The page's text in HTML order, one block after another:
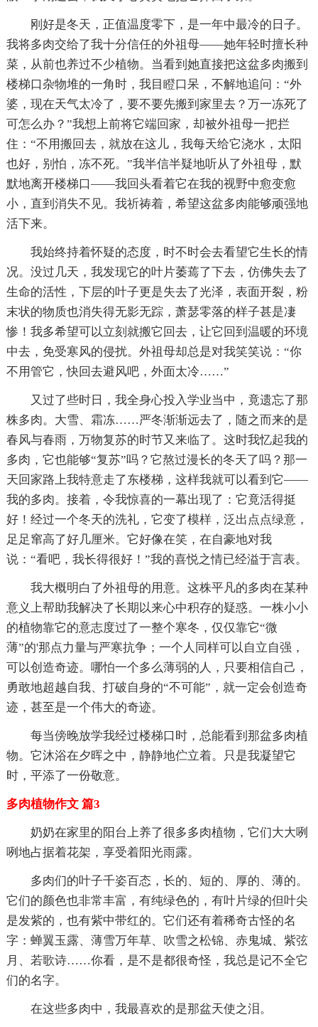
刚好是冬天，正值温度零下，是一年中最冷的日子。
我将多肉交给了我十分信任的外祖母——她年轻时擅长种
菜，从前也养过不少植物。当看到她直接把这盆多肉搬到
楼梯口杂物堆的一角时，我目瞪口呆，不解地追问：“外
婆，现在天气太冷了，要不要先搬到家里去？万一冻死了
可怎么办？”我想上前将它端回家，却被外祖母一把拦
住：“不用搬回去，就放在这儿，我每天给它浇水，太阳
也好，别怕，冻不死。”我半信半疑地听从了外祖母，默
默地离开楼梯口――我回头看着它在我的视野中愈变愈
小，直到消失不见。我祈祷着，希望这盆多肉能够顽强地
活下来。
我始终持着怀疑的态度，时不时会去看望它生长的情
况。没过几天，我发现它的叶片萎蔫了下去，仿佛失去了
生命的活性，下层的叶子更是失去了光泽，表面开裂，粉
末状的物质也消失得无影无踪，萧瑟零落的样子甚是凄
惨！我多希望可以立刻就搬它回去，让它回到温暖的环境
中去，免受寒风的侵扰。外祖母却总是对我笑笑说：“你
不用管它，快回去避风吧，外面太冷……”
又过了些时日，我全身心投入学业当中，竟遗忘了那
株多肉。大雪、霜冻……严冬渐渐远去了，随之而来的是
春风与春雨，万物复苏的时节又来临了。这时我忆起我的
多肉，它也能够“复苏”吗？它熬过漫长的冬天了吗？那一
天回家路上我特意走了东楼梯，这样我就可以看到它——
我的多肉。接着，令我惊喜的一幕出现了：它竟活得挺
好！经过一个冬天的洗礼，它变了模样，泛出点点绿意，
足足窜高了好几厘米。它好像在笑，在自豪地对我
说：“看吧，我长得很好！”我的喜悦之情已经溢于言表。
我大概明白了外祖母的用意。这株平凡的多肉在某种
意义上帮助我解决了长期以来心中积存的疑惑。一株小小
的植物靠它的意志度过了一整个寒冬，仅仅靠它“微
薄”的'那点力量与严寒抗争；一个人同样可以自立自强，
可以创造奇迹。哪怕一个多么薄弱的人，只要相信自己，
勇敢地超越自我、打破自身的“不可能”，就一定会创造奇
迹，甚至是一个伟大的奇迹。
每当傍晚放学我经过楼梯口时，总能看到那盆多肉植
物。它沐浴在夕晖之中，静静地伫立着。只是我凝望它
时，平添了一份敬意。
多肉植物作文 篇3
奶奶在家里的阳台上养了很多多肉植物，它们大大咧
咧地占据着花架，享受着阳光雨露。
多肉们的叶子千姿百态，长的、短的、厚的、薄的。
它们的颜色也非常丰富，有纯绿色的，有叶片绿的但叶尖
是发紫的，也有紫中带红的。它们还有着稀奇古怪的名
字：蝉翼玉露、薄雪万年草、吹雪之松锦、赤鬼城、紫弦
月、若歌诗……你看，是不是都很奇怪，我总是记不全它
们的名字。
在这些多肉中，我最喜欢的是那盆天使之泪。